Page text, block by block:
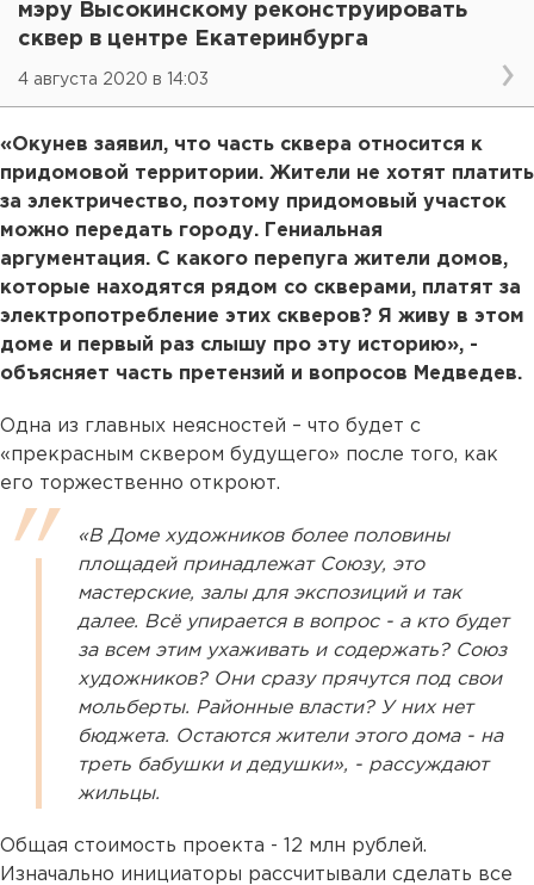
мэру Высокинскому реконструировать
сквер в центре Екатеринбурга
4 августа 2020 в 14:03
«Окунев заявил, что часть сквера относится к
придомовой территории. Жители не хотят платить
за электричество, поэтому придомовый участок
можно передать городу. Гениальная
аргументация. С какого перепуга жители домов,
которые находятся рядом со скверами, платят за
электропотребление этих скверов? Я живу в этом
доме и первый раз слышу про эту историю», -
объясняет часть претензий и вопросов Медведев.
Одна из главных неясностей – что будет с
«прекрасным сквером будущего» после того, как
его торжественно откроют.
«В Доме художников более половины
площадей принадлежат Союзу, это
мастерские, залы для экспозиций и так
далее. Всё упирается в вопрос - а кто будет
за всем этим ухаживать и содержать? Союз
художников? Они сразу прячутся под свои
мольберты. Районные власти? У них нет
бюджета. Остаются жители этого дома - на
треть бабушки и дедушки», - рассуждают
жильцы.
Общая стоимость проекта - 12 млн рублей.
Изначально инициаторы рассчитывали сделать все